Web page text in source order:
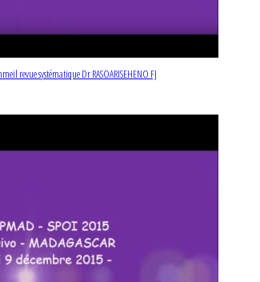
revue systématique Dr RASOARISEHENO FJ